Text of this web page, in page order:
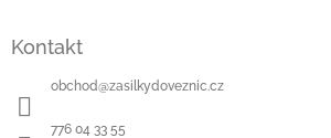
Kontakt
obchod@zasilkydoveznic.cz
776 04 33 55